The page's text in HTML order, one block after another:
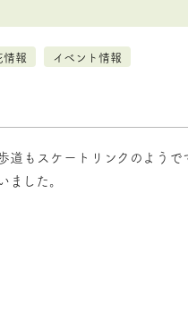
情報 イベント情報
もスケートリンクのようで
した。